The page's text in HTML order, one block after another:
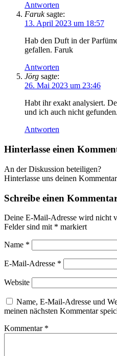
Antworten
Faruk sagte:
13. April 2023 um 18:57
Hab den Duft in der
gefallen. Faruk
Antworten
Jörg sagte:
26. Mai 2023 um 23:46
Habt ihr exakt analysiert.
und ich auch nicht
Antworten
Hinterlasse einen
An der Diskussion beteiligen?
Hinterlasse uns deinen
Schreibe einen
Deine E-Mail-Adresse wird nicht
Felder sind mit * markiert
Name *
E-Mail-Adresse *
Website
Name, E-Mail-Adresse und
meinen nächsten Kommentar
Kommentar *